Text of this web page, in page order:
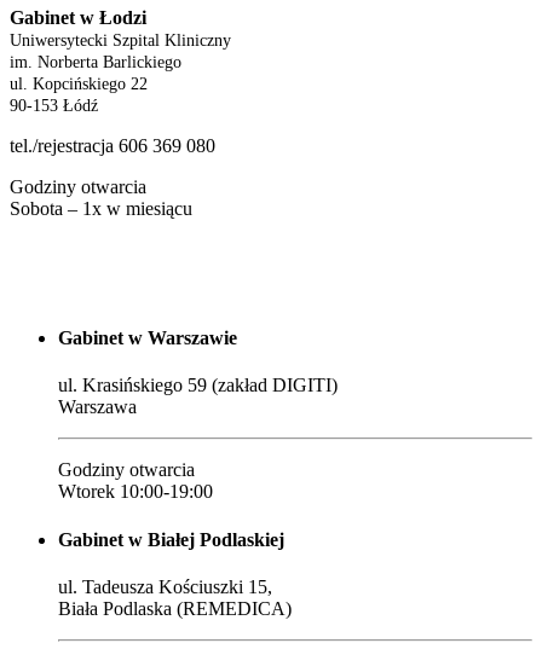
Gabinet w Łodzi
Uniwersytecki Szpital Kliniczny
im. Norberta Barlickiego
ul. Kopcińskiego 22
90-153 Łódź
tel./rejestracja 606 369 080
Godziny otwarcia
Sobota – 1x w miesiącu
Gabinet w Warszawie
ul. Krasińskiego 59 (zakład DIGITI)
Warszawa
Godziny otwarcia
Wtorek 10:00-19:00
Gabinet w Białej Podlaskiej
ul. Tadeusza Kościuszki 15,
Biała Podlaska (REMEDICA)